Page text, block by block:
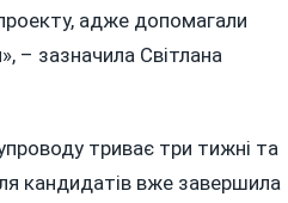
адже допомагали
– зазначила Світлана
триває три тижні та
кандидатів вже завершила